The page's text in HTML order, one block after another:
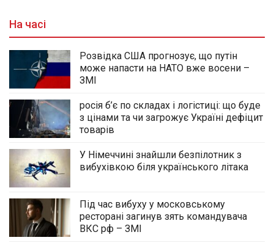
На часі
Розвідка США прогнозує, що путін
може напасти на НАТО вже восени –
ЗМІ
росія б’є по складах і логістиці: що буде
з цінами та чи загрожує Україні дефіцит
товарів
У Німеччині знайшли безпілотник з
вибухівкою біля українського літака
Під час вибуху у московському
ресторані загинув зять командувача
ВКС рф – ЗМІ